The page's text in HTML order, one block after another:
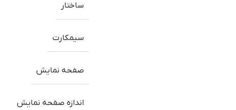
ساختار
سیمکارت
صفحه نمایش
اندازه صفحه نمایش